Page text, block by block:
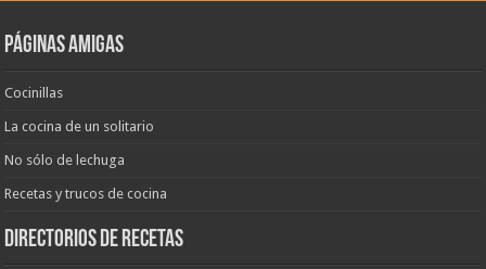
Páginas amigas
Cocinillas
La cocina de un solitario
No sólo de lechuga
Recetas y trucos de cocina
Directorios de recetas